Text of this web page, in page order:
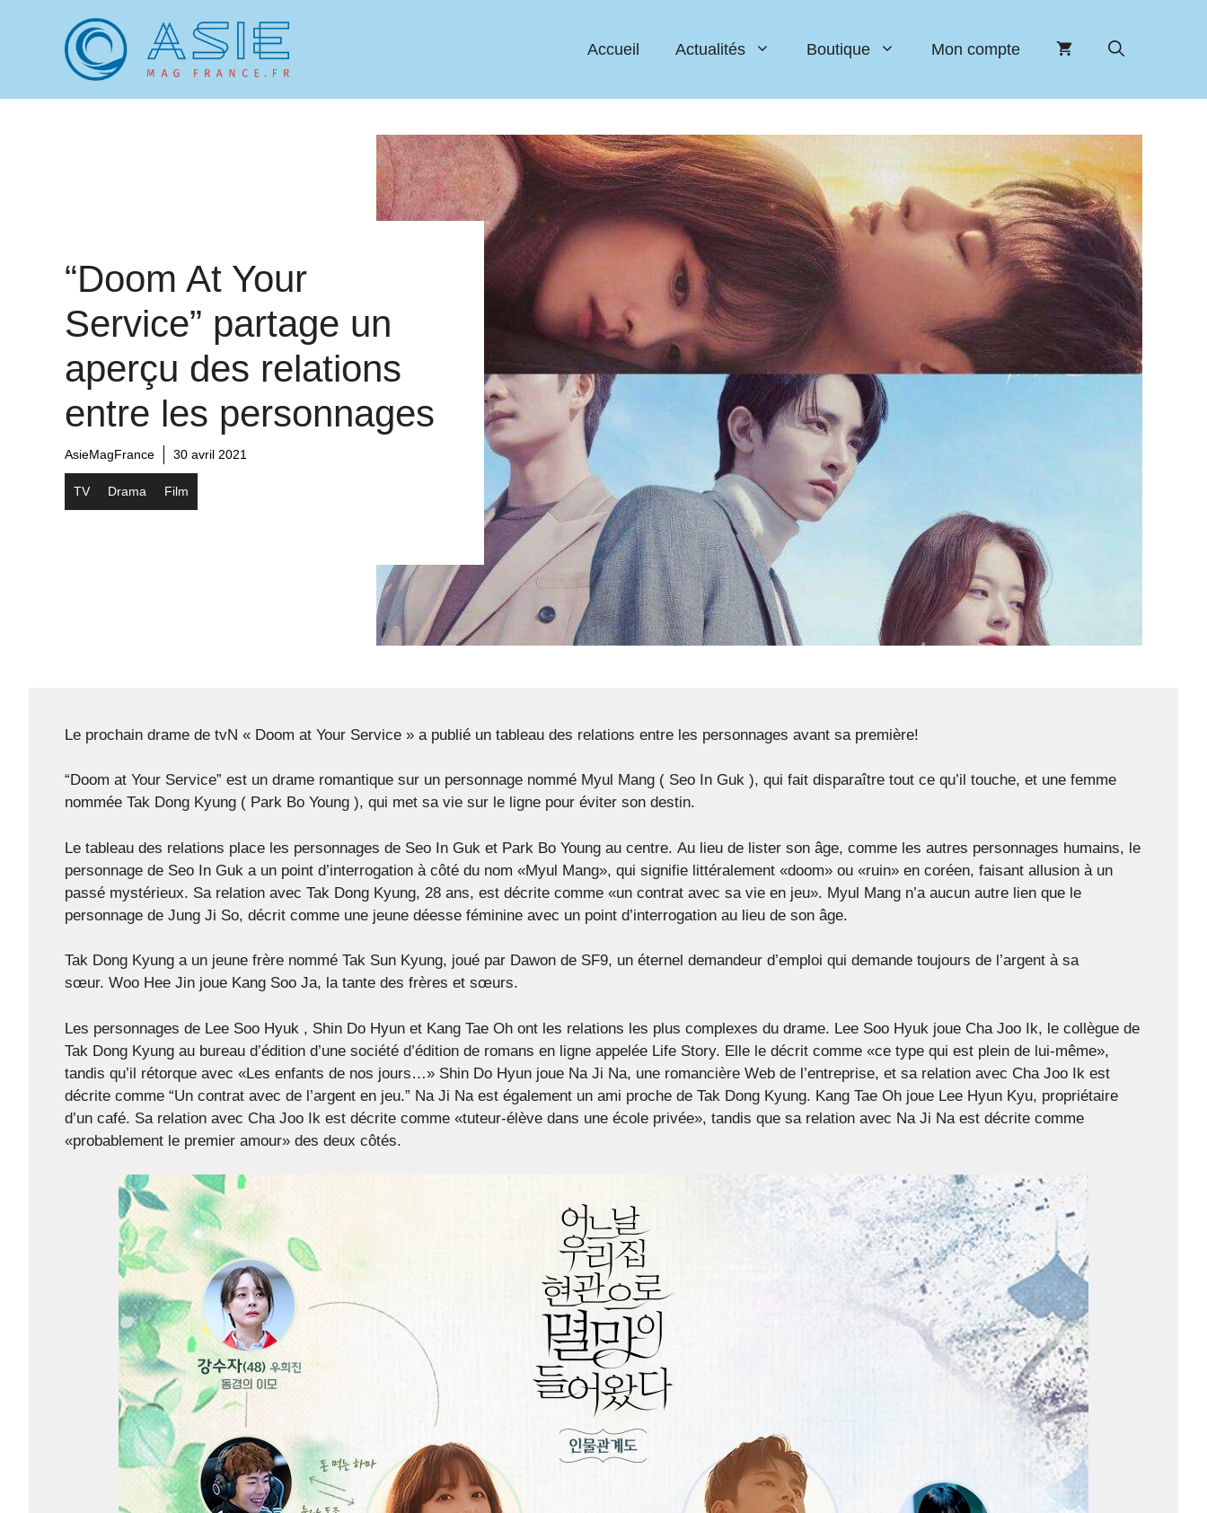
Accueil Actualités Boutique Mon compte
“Doom At Your
Service” partage un
aperçu des relations
entre les personnages
AsieMagFrance 30 avril 2021
TV Drama Film
Le prochain drame de tvN « Doom at Your Service » a publié un tableau des relations entre les personnages avant sa première!
“Doom at Your Service” est un drame romantique sur un personnage nommé Myul Mang ( Seo In Guk ), qui fait disparaître tout ce qu’il touche, et une femme
nommée Tak Dong Kyung ( Park Bo Young ), qui met sa vie sur le ligne pour éviter son destin.
Le tableau des relations place les personnages de Seo In Guk et Park Bo Young au centre. Au lieu de lister son âge, comme les autres personnages humains, le
personnage de Seo In Guk a un point d’interrogation à côté du nom «Myul Mang», qui signifie littéralement «doom» ou «ruin» en coréen, faisant allusion à un
passé mystérieux. Sa relation avec Tak Dong Kyung, 28 ans, est décrite comme «un contrat avec sa vie en jeu». Myul Mang n’a aucun autre lien que le
personnage de Jung Ji So, décrit comme une jeune déesse féminine avec un point d’interrogation au lieu de son âge.
Tak Dong Kyung a un jeune frère nommé Tak Sun Kyung, joué par Dawon de SF9, un éternel demandeur d’emploi qui demande toujours de l’argent à sa
sœur. Woo Hee Jin joue Kang Soo Ja, la tante des frères et sœurs.
Les personnages de Lee Soo Hyuk , Shin Do Hyun et Kang Tae Oh ont les relations les plus complexes du drame. Lee Soo Hyuk joue Cha Joo Ik, le collègue de
Tak Dong Kyung au bureau d’édition d’une société d’édition de romans en ligne appelée Life Story. Elle le décrit comme «ce type qui est plein de lui-même»,
tandis qu’il rétorque avec «Les enfants de nos jours…» Shin Do Hyun joue Na Ji Na, une romancière Web de l’entreprise, et sa relation avec Cha Joo Ik est
décrite comme “Un contrat avec de l’argent en jeu.” Na Ji Na est également un ami proche de Tak Dong Kyung. Kang Tae Oh joue Lee Hyun Kyu, propriétaire
d’un café. Sa relation avec Cha Joo Ik est décrite comme «tuteur-élève dans une école privée», tandis que sa relation avec Na Ji Na est décrite comme
«probablement le premier amour» des deux côtés.